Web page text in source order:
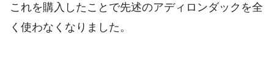
これを購入したことで先述のアディロンダックを全
く使わなくなりました。